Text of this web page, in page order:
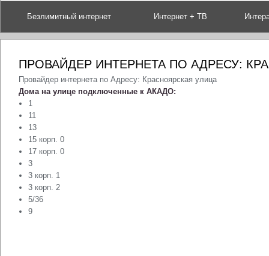
Безлимитный интернет Интернет + ТВ
ПРОВАЙДЕР ИНТЕРНЕТА ПО АДРЕСУ:
Провайдер интернета по Адресу: Красноярская улица
Дома на улице подключенные к АКАДО:
1
11
13
15 корп. 0
17 корп. 0
3
3 корп. 1
3 корп. 2
5/36
9